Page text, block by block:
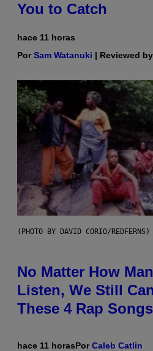
You to Catch
hace 11 horas
PorSam Watanuki | Reviewed by
(PHOTO BY DAVID CORIO/REDFERNS)
No Matter How
Listen, We Still
These 4 Rap
hace 11 horasPorCaleb Catlin